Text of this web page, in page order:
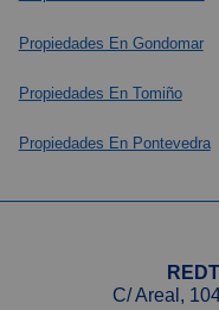
Propiedades En Gondomar
Propiedades En Tomiño
Propiedades En Pontevedra
C/ Areal,